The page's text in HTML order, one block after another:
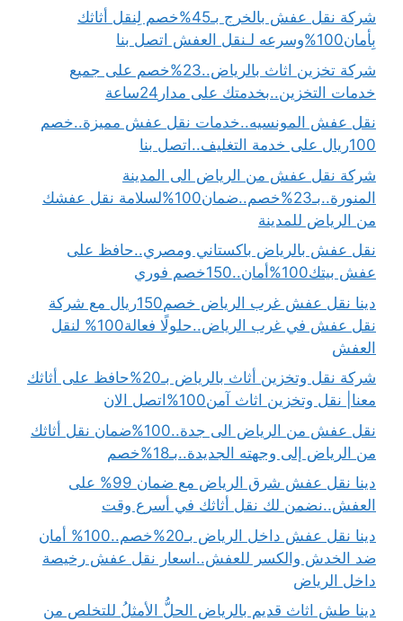
شركة نقل عفش بالخرج بـ45%خصم لِنقل أثاثك
بِأمان100%وسرعه لـنقل العفش اتصل بنا
شركة تخزين اثاث بالرياض..23%خصم على جميع
خدمات التخزين..بخدمتك على مدار24ساعة
نقل عفش المونسيه..خدمات نقل عفش مميزة..خصم
100ريال على خدمة التغليف..اتصل بنا
شركة نقل عفش من الرياض الى المدينة
المنورة..بـ23%خصم..ضمان100%لسلامة نقل عفشك
من الرياض للمدينة
نقل عفش بالرياض باكستاني ومصري..حافظ على
عفش بيتك100%أمان..150خصم فوري
دينا نقل عفش غرب الرياض خصم150ريال مع شركة
نقل عفش في غرب الرياض..حلولًا فعالة100% لنقل
العفش
شركة نقل وتخزين أثاث بالرياض بـ20%حافظ على أثاثك
معنا| نقل وتخزين اثاث آمن100%اتصل الان
نقل عفش من الرياض الى جدة..100%ضمان نقل أثاثك
من الرياض إلى وجهته الجديدة..بـ18%خصم
دينا نقل عفش شرق الرياض مع ضمان 99% على
العفش..نضمن لك نقل أثاثك في أسرع وقت
دينا نقل عفش داخل الرياض بـ20%خصم..100% أمان
ضد الخدش والكسر للعفش..اسعار نقل عفش رخيصة
داخل الرياض
دينا طش اثاث قديم بالرياض الحلُّ الأمثلُ للتخلص من